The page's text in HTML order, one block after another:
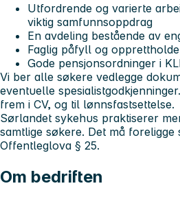
Utfordrende og varierte
viktig samfunnsoppdrag
En avdeling bestående av
Faglig påfyll og
Gode pensjonsordninger i
Vi ber alle søkere vedlegge
eventuelle
frem i CV, og til lønnsfastsettelse.
Sørlandet sykehus praktiserer
samtlige søkere. Det må
Offentleglova § 25.
Om bedriften